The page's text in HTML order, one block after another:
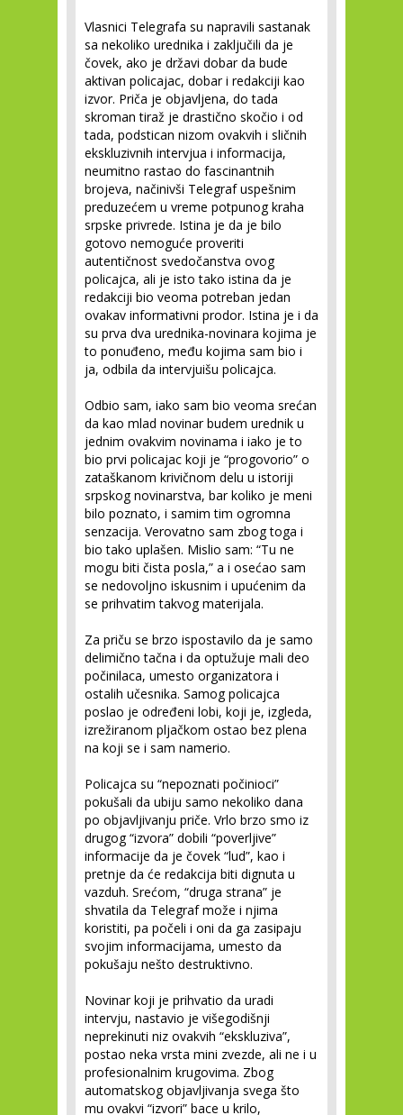
Vlasnici Telegrafa su napravili sastanak
sa nekoliko urednika i zaključili da je
čovek, ako je državi dobar da bude
aktivan policajac, dobar i redakciji kao
izvor. Priča je objavljena, do tada
skroman tiraž je drastično skočio i od
tada, podstican nizom ovakvih i sličnih
ekskluzivnih intervjua i informacija,
neumitno rastao do fascinantnih
brojeva, načinivši Telegraf uspešnim
preduzećem u vreme potpunog kraha
srpske privrede. Istina je da je bilo
gotovo nemoguće proveriti
autentičnost svedočanstva ovog
policajca, ali je isto tako istina da je
redakciji bio veoma potreban jedan
ovakav informativni prodor. Istina je i da
su prva dva urednika-novinara kojima je
to ponuđeno, među kojima sam bio i
ja, odbila da intervjuišu policajca.
Odbio sam, iako sam bio veoma srećan
da kao mlad novinar budem urednik u
jednim ovakvim novinama i iako je to
bio prvi policajac koji je “progovorio” o
zataškanom krivičnom delu u istoriji
srpskog novinarstva, bar koliko je meni
bilo poznato, i samim tim ogromna
senzacija. Verovatno sam zbog toga i
bio tako uplašen. Mislio sam: “Tu ne
mogu biti čista posla,” a i osećao sam
se nedovoljno iskusnim i upućenim da
se prihvatim takvog materijala.
Za priču se brzo ispostavilo da je samo
delimično tačna i da optužuje mali deo
počinilaca, umesto organizatora i
ostalih učesnika. Samog policajca
poslao je određeni lobi, koji je, izgleda,
izrežiranom pljačkom ostao bez plena
na koji se i sam namerio.
Policajca su “nepoznati počinioci”
pokušali da ubiju samo nekoliko dana
po objavljivanju priče. Vrlo brzo smo iz
drugog “izvora” dobili “poverljive”
informacije da je čovek “lud”, kao i
pretnje da će redakcija biti dignuta u
vazduh. Srećom, “druga strana” je
shvatila da Telegraf može i njima
koristiti, pa počeli i oni da ga zasipaju
svojim informacijama, umesto da
pokušaju nešto destruktivno.
Novinar koji je prihvatio da uradi
intervju, nastavio je višegodišnji
neprekinuti niz ovakvih “ekskluziva”,
postao neka vrsta mini zvezde, ali ne i u
profesionalnim krugovima. Zbog
automatskog objavljivanja svega što
mu ovakvi “izvori” bace u krilo,